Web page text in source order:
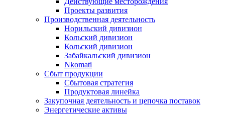
Проекты развития
Производственная деятельность
Норильский дивизион
Кольский дивизион
Кольский дивизион
Забайкальский дивизион
Nkomati
Сбыт продукции
Сбытовая стратегия
Продуктовая линейка
Закупочная деятельность и цепочка поставок
Энергетические активы